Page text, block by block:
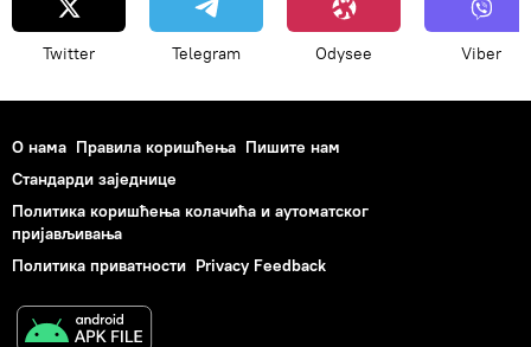
Twitter Telegram Odysee Viber
О нама Правила коришћења Пишите нам
Стандарди заједнице
Политика коришћења колачића и аутоматског
пријављивања
Политика приватности Privacy Feedback